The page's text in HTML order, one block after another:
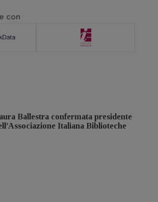
con
Ballestra confermata presidente
Italiana Biblioteche